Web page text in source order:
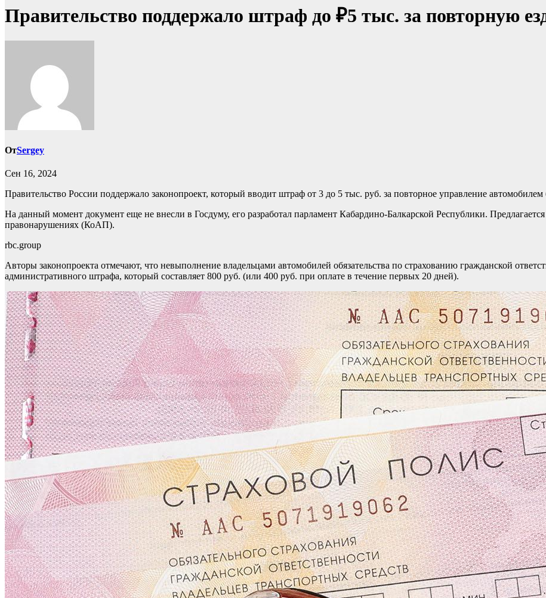
Правительство поддержало штраф до ₽5 тыс. за повторную
ОтSergey
Сен 16, 2024
Правительство России поддержало законопроект, который вводит штраф от 3 до 5 тыс. руб. за повторное управление
На данный момент документ еще не внесли в Госдуму, его разработал парламент Кабардино-Балкарской Республики.
правонарушениях (КоАП).
rbc.group
Авторы законопроекта отмечают, что невыполнение владельцами автомобилей обязательства по страхованию гражданской
административного штрафа, который составляет 800 руб. (или 400 руб. при оплате в течение первых 20 дней).